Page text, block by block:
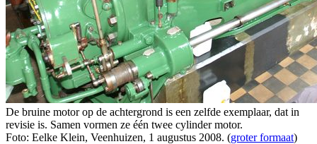
De bruine motor op de achtergrond is een zelfde exemplaar, dat in
revisie is. Samen vormen ze één twee cylinder motor.
Foto: Eelke Klein, Veenhuizen, 1 augustus 2008. (groter formaat)